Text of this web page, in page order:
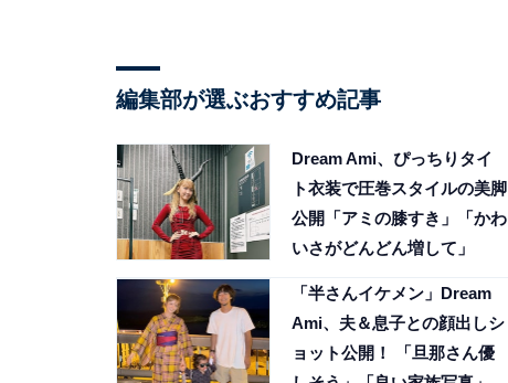
編集部が選ぶおすすめ記事
Dream Ami、ぴっちりタイ
ト衣装で圧巻スタイルの美脚
公開「アミの膝すき」「かわ
いさがどんどん増して」
「半さんイケメン」Dream
Ami、夫＆息子との顔出しシ
ョット公開！ 「旦那さん優